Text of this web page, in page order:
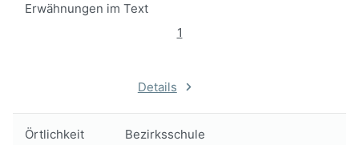
Erwähnungen im Text
1
Details
Örtlichkeit Bezirksschule